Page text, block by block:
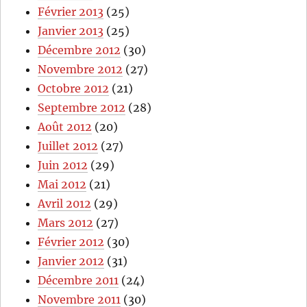
Février 2013 (25)
Janvier 2013 (25)
Décembre 2012 (30)
Novembre 2012 (27)
Octobre 2012 (21)
Septembre 2012 (28)
Août 2012 (20)
Juillet 2012 (27)
Juin 2012 (29)
Mai 2012 (21)
Avril 2012 (29)
Mars 2012 (27)
Février 2012 (30)
Janvier 2012 (31)
Décembre 2011 (24)
Novembre 2011 (30)